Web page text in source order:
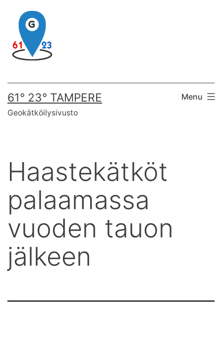
content
61° 23° TAMPERE
Geokätköilysivusto
Menu
Haastekätköt
palaamassa
vuoden tauon
jälkeen